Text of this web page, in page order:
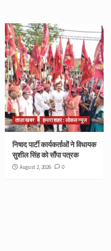
ताज़ा खबर हमारा शहर : लोकल न्यूज
निषाद पार्टी कार्यकर्ताओं ने विधायक
सुशील सिंह को सौंपा पत्रक
August 2, 2026 0